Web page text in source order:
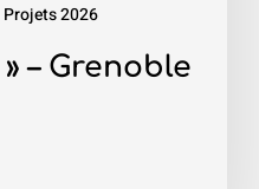
Projets 2026
– Grenoble